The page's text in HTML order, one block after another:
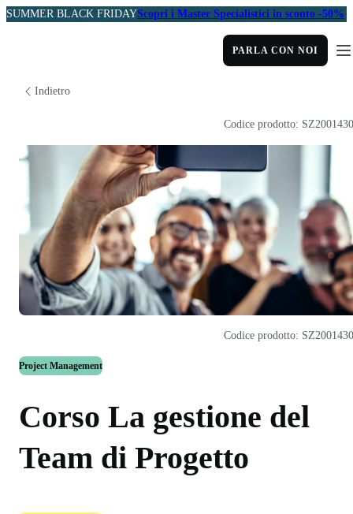
SUMMER BLACK FRIDAYScopri i Master Specialistici in sconto -50%
PARLA CON NOI
Indietro
Project Management
Corso La gestione del
Team di Progetto
Codice prodotto:
Codice prodotto: